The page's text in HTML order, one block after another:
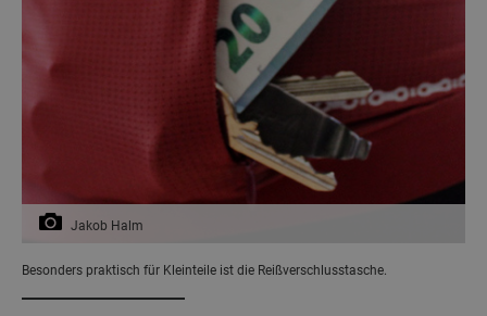
Jakob Halm
Besonders praktisch für Kleinteile ist die Reißverschlusstasche.